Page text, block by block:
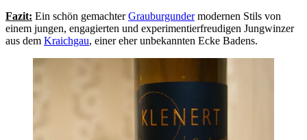
Fazit: Ein schön gemachterGrauburgundermodernen Stils von
einem jungen, engagierten und experimentierfreudigen Jungwinzer
aus dem Kraichgau, einer eher unbekannten Ecke Badens.